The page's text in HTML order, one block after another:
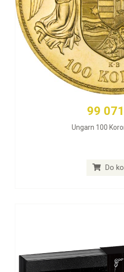
99
Ungarn 100
Do